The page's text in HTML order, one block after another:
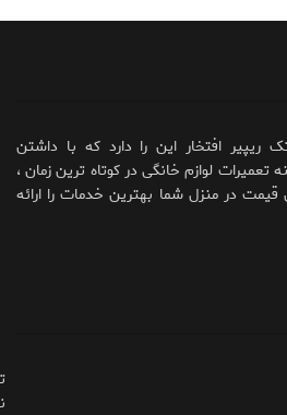
تک ریپیر افتخار این را دارد که با داشتن
لوازم خانگی در کوتاه ترین زمان ،
در منزل شما بهترین خدمات را ارائه